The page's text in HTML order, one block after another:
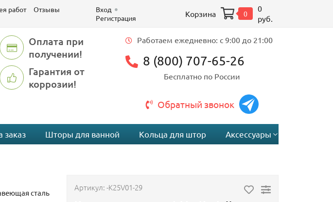
работ
Отзывы
Вход
Регистрация
Корзина 0
0
руб.
Оплата при
получении!
Гарантия от
коррозии!
Работаем ежедневно: c 9:00 до 21:00
8 (800) 707-65-26
Бесплатно по России
Обратный звонок
заказ Шторы для ванной Кольца для штор Аксессуары
сталь
Артикул:-K25V01-29